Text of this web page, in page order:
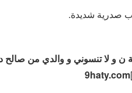
صدرية شديدة.
ن و لا تنسوني و والدي من صالح